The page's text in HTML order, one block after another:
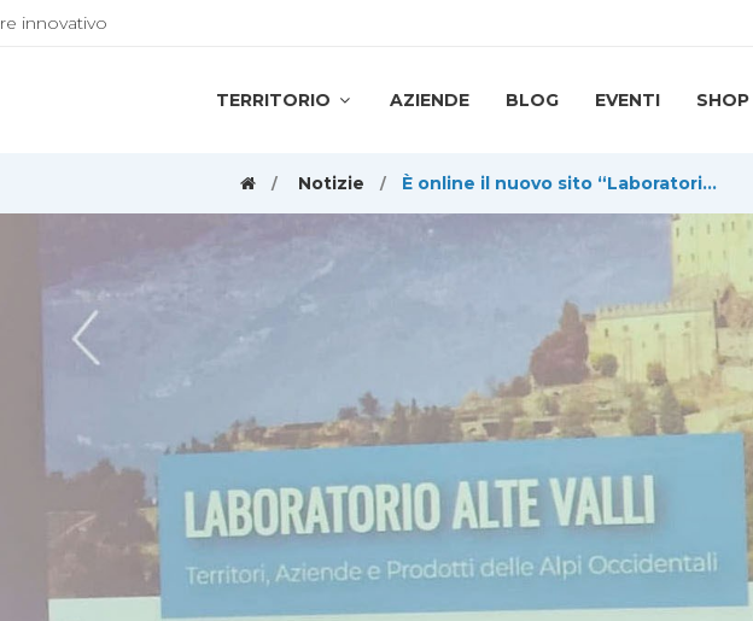
innovativo
TERRITORIO AZIENDE BLOG EVENTI SHOP
Notizie È online il nuovo sito “Laboratorio alte valli”